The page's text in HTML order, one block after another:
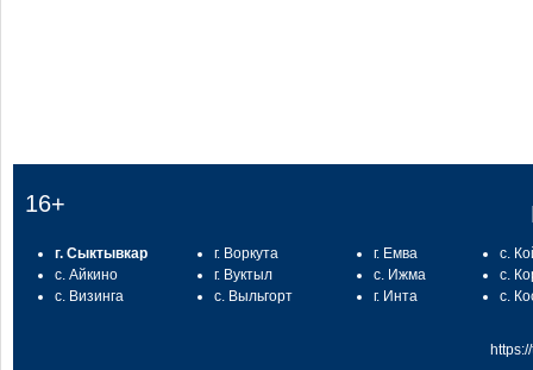
16+
г. Сыктывкар
с. Айкино
с. Визинга
г. Воркута
г. Вуктыл
с. Выльгорт
г. Емва
с. Ижма
г. Инта
с.
с.
с.